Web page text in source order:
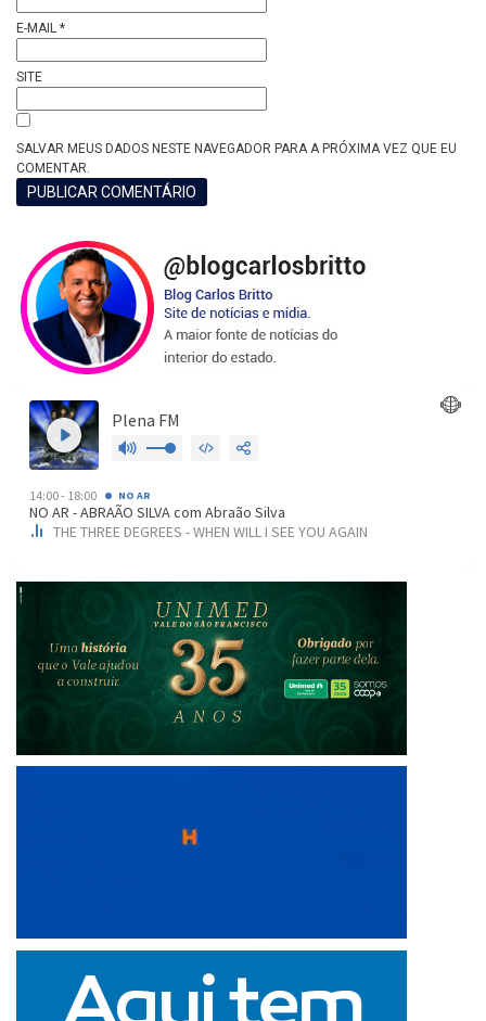
E-MAIL *
SITE
SALVAR MEUS DADOS NESTE NAVEGADOR PARA A PRÓXIMA VEZ QUE EU
COMENTAR.